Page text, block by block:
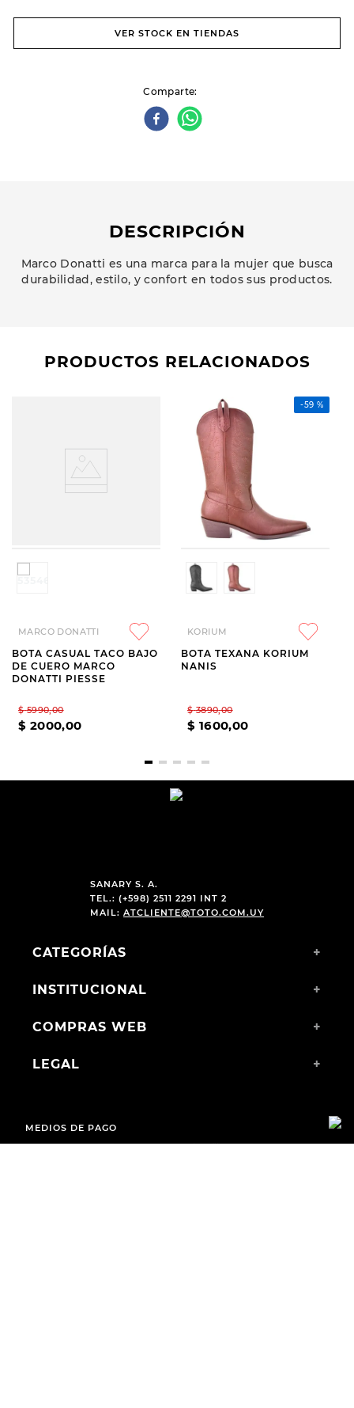
VER STOCK EN TIENDAS
Comparte
DESCRIPCIÓN
Marco Donatti es una marca para la mujer que busca
durabilidad, estilo, y confort en todos sus productos.
PRODUCTOS RELACIONADOS
MARCO DONATTI
BOTA CASUAL TACO BAJO
DE CUERO MARCO
DONATTI PIESSE
$ 5990,00
$ 2000,00
-59 %
KORIUM
BOTA TEXANA KORIUM
NANIS
$ 3890,00
$ 1600,00
SANARY S. A.
TEL.: (+598) 2511 2291 INT 2
MAIL: ATCLIENTE@TOTO.COM.UY
CATEGORÍAS +
INSTITUCIONAL +
COMPRAS WEB +
LEGAL +
MEDIOS DE PAGO